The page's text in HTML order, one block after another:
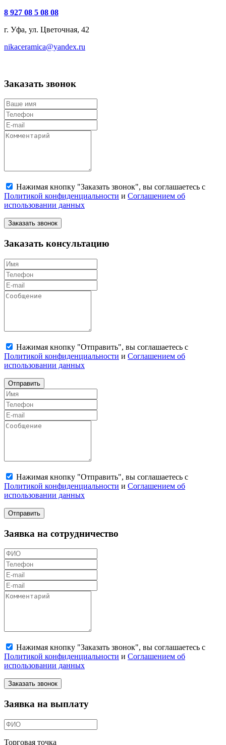
8 927 08 5 08 08
г. Уфа, ул. Цветочная, 42
nikaceramica@yandex.ru
Заказать звонок
Нажимая кнопку "Заказать звонок", вы соглашаетесь с
Политикой конфиденциальности и Соглашением об
использовании данных
Заказать звонок
Заказать консультацию
Нажимая кнопку "Отправить", вы соглашаетесь с
Политикой конфиденциальности и Соглашением об
использовании данных
Отправить
Нажимая кнопку "Отправить", вы соглашаетесь с
Политикой конфиденциальности и Соглашением об
использовании данных
Отправить
Заявка на сотрудничество
Нажимая кнопку "Заказать звонок", вы соглашаетесь с
Политикой конфиденциальности и Соглашением об
использовании данных
Заказать звонок
Заявка на выплату
Торговая точка